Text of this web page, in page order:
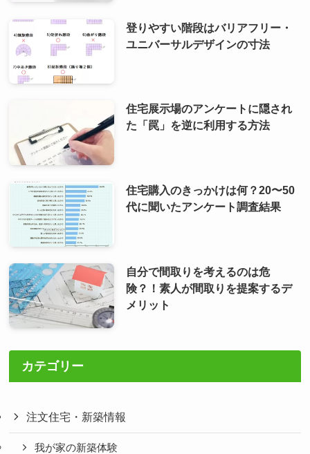
登りやすい階段はバリアフリー・
ユニバーサルデザインの寸法
住宅展示場のアンケートに隠され
た「罠」を逆に利用する方法
住宅購入のきっかけは何？20〜50
代に聞いたアンケート調査結果
自分で間取りを考えるのは危
険？！素人が間取りを提案するデ
メリット
カテゴリー
注文住宅・新築情報
我が家の新築体験